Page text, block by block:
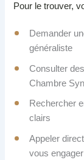
Pour le trouver,
Demander
généraliste
Consulter
Chambre
Rechercher
clairs
Appeler
vous engager